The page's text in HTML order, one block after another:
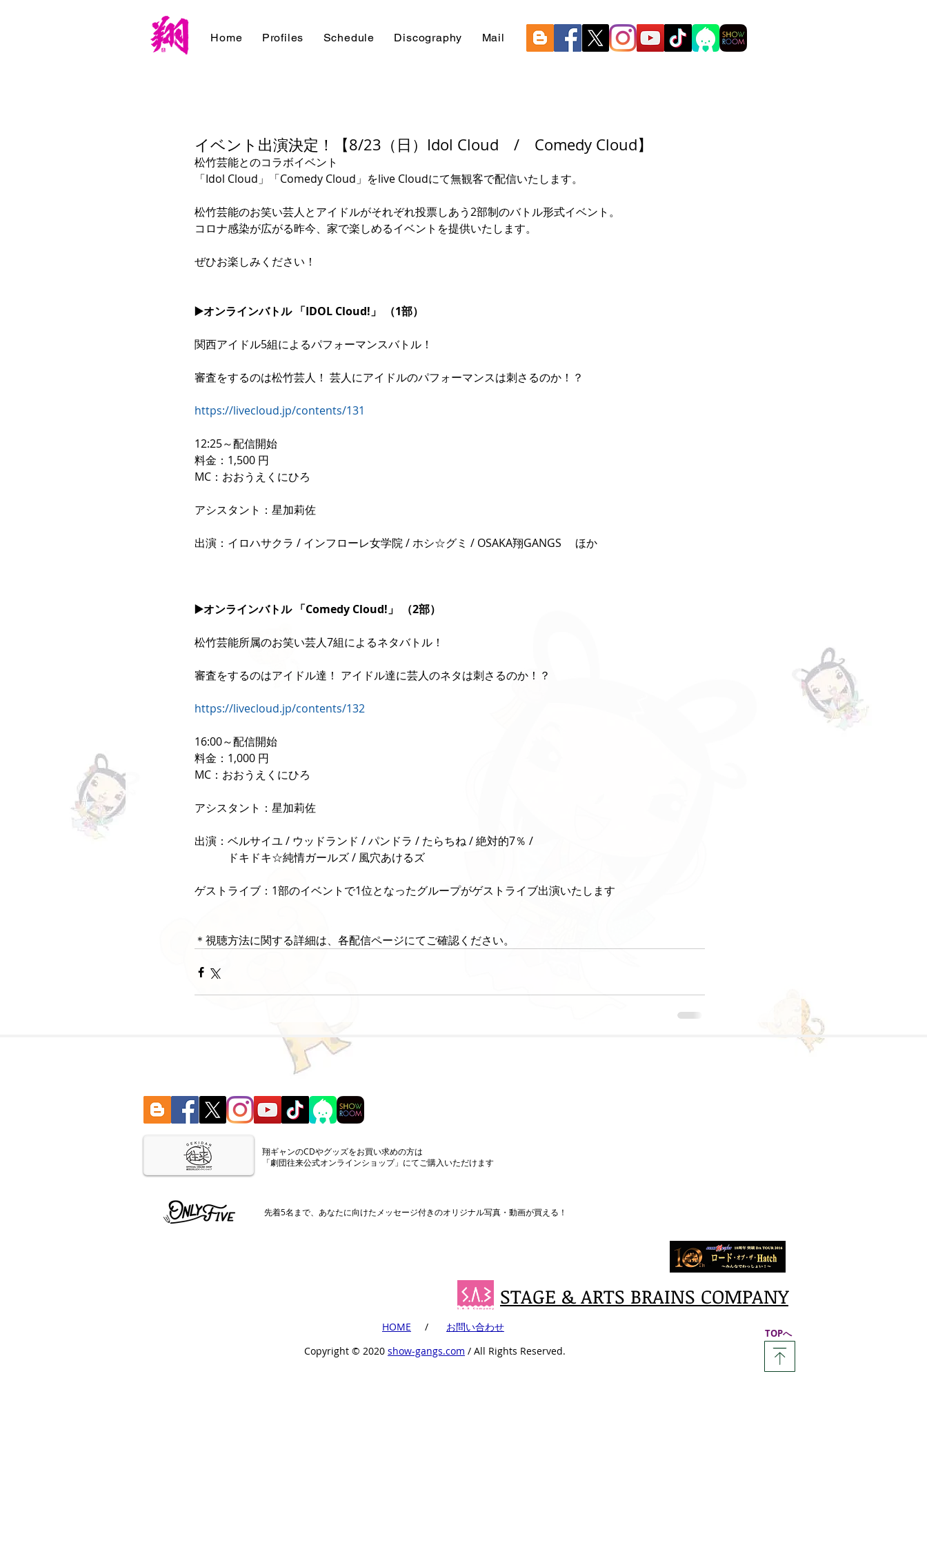
Home Profiles Schedule Discography Mail
イベント出演決定！【8/23（日）Idol Cloud / Comedy Cloud】
松竹芸能とのコラボイベント
「Idol Cloud」「Comedy Cloud」をlive Cloudにて無観客で配信いたします。
松竹芸能のお笑い芸人とアイドルがそれぞれ投票しあう2部制のバトル形式イベント。
コロナ感染が広がる昨今、家で楽しめるイベントを提供いたします。
ぜひお楽しみください！
▶️オンラインバトル 「IDOL Cloud!」 （1部）
関西アイドル5組によるパフォーマンスバトル！
審査をするのは松竹芸人！ 芸人にアイドルのパフォーマンスは刺さるのか！？
https://livecloud.jp/contents/131
12:25～配信開始
料金：1,500 円
MC：おおうえくにひろ
アシスタント：星加莉佐
出演：イロハサクラ / インフローレ女学院 / ホシ☆グミ / OSAKA翔GANGS 　ほか
▶️オンラインバトル 「Comedy Cloud!」 （2部）
松竹芸能所属のお笑い芸人7組によるネタバトル！
審査をするのはアイドル達！ アイドル達に芸人のネタは刺さるのか！？
https://livecloud.jp/contents/132
16:00～配信開始
料金：1,000 円
MC：おおうえくにひろ
アシスタント：星加莉佐
出演：ベルサイユ / ウッドランド / パンドラ / たらちね / 絶対的7％ /
ドキドキ☆純情ガールズ / 風穴あけるズ
ゲストライブ：1部のイベントで1位となったグループがゲストライブ出演いたします
＊視聴方法に関する詳細は、各配信ページにてご確認ください。
​翔ギャンのCDやグッズをお買い求めの方は
「劇団往来公式オンラインショップ」にてご購入いただけます
​先着5名まで、あなたに向けたメッセージ付きのオリジナル写真・動画が買える！
STAGE & ARTS BRAINS COMPANY
​HOME ​ /
​お問い合わせ
Copyright ©︎ 2020 show-gangs.com / All Rights Reserved.
​TOPへ